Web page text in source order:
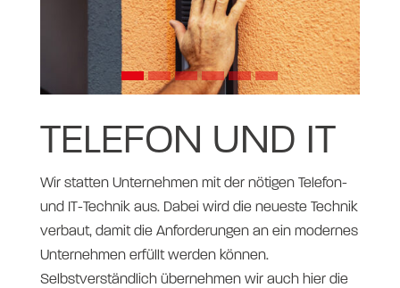
TELEFON UND IT
Wir statten Unternehmen mit der nötigen Telefon-
und IT-Technik aus. Dabei wird die neueste Technik
verbaut, damit die Anforderungen an ein modernes
Unternehmen erfüllt werden können.
Selbstverständlich übernehmen wir auch hier die